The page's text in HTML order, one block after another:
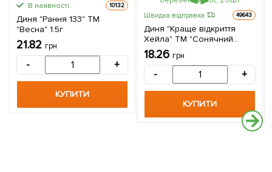
В наявності. 10132
Диня "Рання 133" ТМ
"Весна" 1.5г
21.82 грн
- +
КУПИТИ
Швидка відправка 49643
Диня "Краще відкриття
Хейла" ТМ "Сонячний
березень" 20шт
18.26 грн
- +
КУПИТИ